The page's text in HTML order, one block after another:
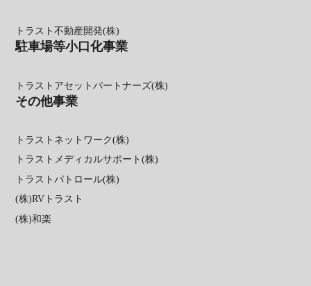
トラスト不動産開発(株)
駐車場等小口化事業
トラストアセットパートナーズ(株)
その他事業
トラストネットワーク(株)
トラストメディカルサポート(株)
トラストパトロール(株)
(株)RVトラスト
(株)和楽